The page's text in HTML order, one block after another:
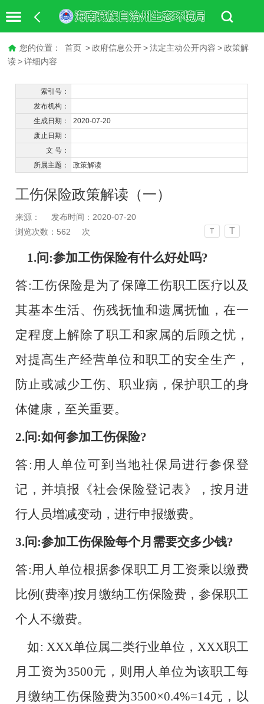
您的位置： 首页 > 政府信息公开 > 法定主动公开内容 > 政策解
读 > 详细内容
索引号：
发布机构：
生成日期：
2020-07-20
废止日期：
文 号：
所属主题：
政策解读
工伤保险政策解读（一）
来源：
发布时间：2020-07-20
浏览次数： 562 次 T T
1.问:参加工伤保险有什么好处吗?
答:工伤保险是为了保障工伤职工医疗以及
其基本生活、伤残抚恤和遗属抚恤，在一
定程度上解除了职工和家属的后顾之忧，
对提高生产经营单位和职工的安全生产，
防止或减少工伤、职业病，保护职工的身
体健康，至关重要。
2.问:如何参加工伤保险?
答:用人单位可到当地社保局进行参保登
记，并填报《社会保险登记表》，按月进
行人员增减变动，进行申报缴费。
3.问:参加工伤保险每个月需要交多少钱?
答:用人单位根据参保职工月工资乘以缴费
比例(费率)按月缴纳工伤保险费，参保职工
个人不缴费。
如: XXX单位属二类行业单位，XXX职工
月工资为3500元，则用人单位为该职工每
月缴纳工伤保险费为3500×0.4%=14元，以